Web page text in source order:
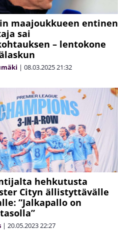
maajoukkueen entinen
sai
– lentokone
| 08.03.202521:32
hehkutusta
Cityn ällistyttävälle
”Jalkapallo on
| 20.05.202322:27